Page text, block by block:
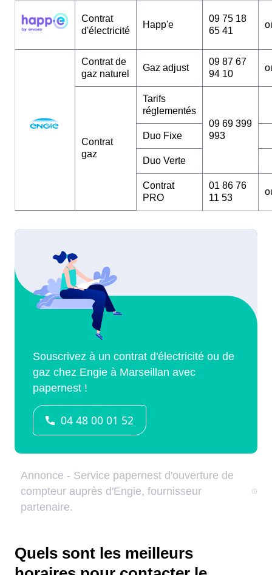
Contrat
d'électricité
Happ'e
09 75 18
65 41
Contrat de
gaz naturel
Gaz adjust
09 87 67
94 10
Contrat
gaz
Tarifs
réglementés
09 69 399
993
Duo Fixe
Duo Verte
Contrat
PRO
01 86 76
11 53
Quels sont les meilleurs